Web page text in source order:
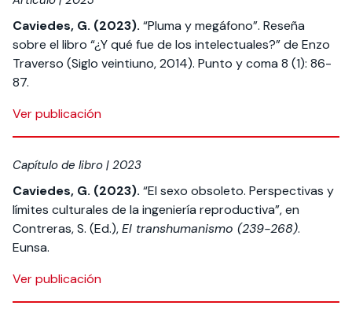
Caviedes, G. (2023). “Pluma y megáfono”. Reseña
sobre el libro “¿Y qué fue de los intelectuales?” de Enzo
Traverso (Siglo veintiuno, 2014). Punto y coma 8 (1): 86-
87.
Ver publicación
Capítulo de libro | 2023
Caviedes, G. (2023). “El sexo obsoleto. Perspectivas y
límites culturales de la ingeniería reproductiva”, en
Contreras, S. (Ed.),El transhumanismo (239-268).
Eunsa.
Ver publicación